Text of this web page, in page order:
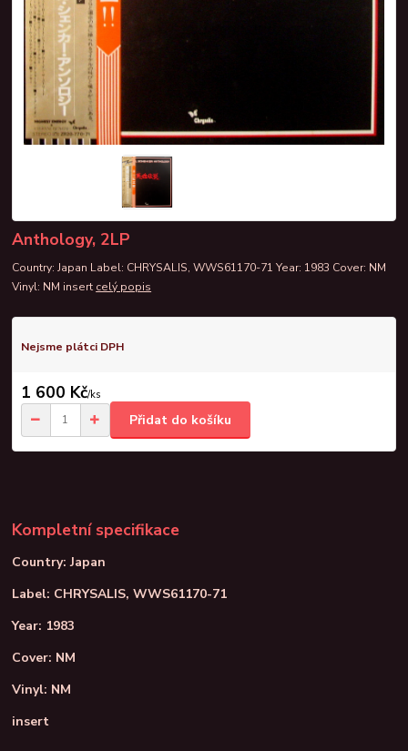
Anthology, 2LP
Country: Japan Label: CHRYSALIS, WWS61170-71 Year: 1983 Cover: NM
Vinyl: NM insert celý popis
Nejsme plátci DPH
1 600 Kč/ks
Přidat do košíku
Kompletní specifikace
Country: Japan
Label: CHRYSALIS, WWS61170-71
Year: 1983
Cover: NM
Vinyl: NM
insert